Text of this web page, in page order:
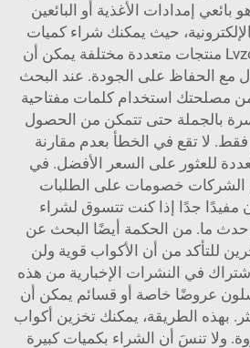
بائعي إمدادات الأغذية أو البائعين
حيث يمكنك شراء كميات
كبيرة. توفر شركة Lvzong منتجات متعددة مختلفة يمكن أن
مع الحفاظ على الجودة. عند البحث
مصلحتك استخدام كلمات مفتاحية
بالجملة حتى تتمكن من الحصول
لا تقع في الخطأ بعدم مقارنة
للعثور على السعر الأفضل. في
الشركات خصومات على الطلبات
مفيدًا جدًا إذا كنت تتسوق لشراء
ما. من الحكمة أيضًا البحث عن
للتأكد من أن الأكواب قوية ولن
في النشرات الإخبارية من هذه
عروضًا خاصة أو قسائم يمكن أن
بهذه الطريقة، يمكنك تخزين أكواب
ولا تنسَ أن الشراء بكميات كبيرة